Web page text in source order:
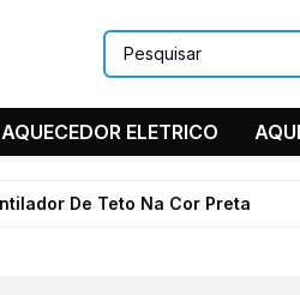
AQUECEDOR ELETRICO
De Teto Na Cor Preta